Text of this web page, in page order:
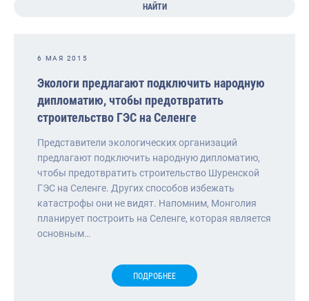
НАЙТИ
6 МАЯ 2015
Экологи предлагают подключить народную
дипломатию, чтобы предотвратить
строительство ГЭС на Селенге
Представители экологических организаций
предлагают подключить народную дипломатию,
чтобы предотвратить строительство Шуренской
ГЭС на Селенге. Других способов избежать
катастрофы они не видят. Напомним, Монголия
планирует построить на Селенге, которая является
основным…
ПОДРОБНЕЕ